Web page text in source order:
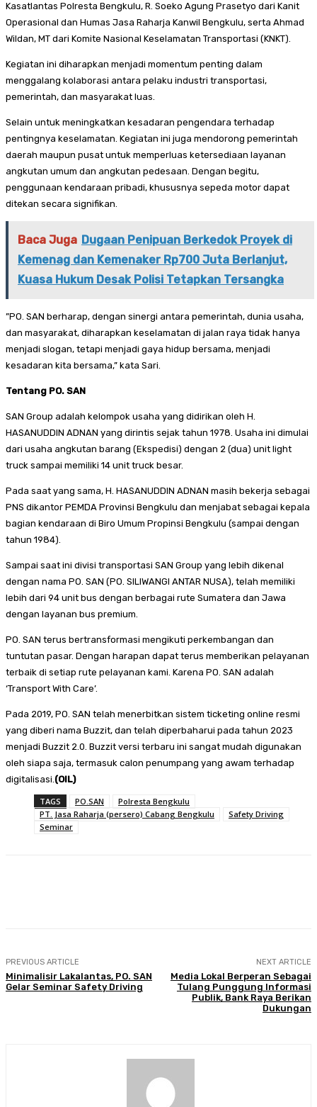
Kasatlantas Polresta Bengkulu, R. Soeko Agung Prasetyo dari Kanit
Operasional dan Humas Jasa Raharja Kanwil Bengkulu, serta Ahmad
Wildan, MT dari Komite Nasional Keselamatan Transportasi (KNKT).
Kegiatan ini diharapkan menjadi momentum penting dalam
menggalang kolaborasi antara pelaku industri transportasi,
pemerintah, dan masyarakat luas.
Selain untuk meningkatkan kesadaran pengendara terhadap
pentingnya keselamatan. Kegiatan ini juga mendorong pemerintah
daerah maupun pusat untuk memperluas ketersediaan layanan
angkutan umum dan angkutan pedesaan. Dengan begitu,
penggunaan kendaraan pribadi, khususnya sepeda motor dapat
ditekan secara signifikan.
Baca Juga Dugaan Penipuan Berkedok Proyek di
Kemenag dan Kemenaker Rp700 Juta Berlanjut,
Kuasa Hukum Desak Polisi Tetapkan Tersangka
”PO. SAN berharap, dengan sinergi antara pemerintah, dunia usaha,
dan masyarakat, diharapkan keselamatan di jalan raya tidak hanya
menjadi slogan, tetapi menjadi gaya hidup bersama, menjadi
kesadaran kita bersama,” kata Sari.
Tentang PO. SAN
SAN Group adalah kelompok usaha yang didirikan oleh H.
HASANUDDIN ADNAN yang dirintis sejak tahun 1978. Usaha ini dimulai
dari usaha angkutan barang (Ekspedisi) dengan 2 (dua) unit light
truck sampai memiliki 14 unit truck besar.
Pada saat yang sama, H. HASANUDDIN ADNAN masih bekerja sebagai
PNS dikantor PEMDA Provinsi Bengkulu dan menjabat sebagai kepala
bagian kendaraan di Biro Umum Propinsi Bengkulu (sampai dengan
tahun 1984).
Sampai saat ini divisi transportasi SAN Group yang lebih dikenal
dengan nama PO. SAN (PO. SILIWANGI ANTAR NUSA), telah memiliki
lebih dari 94 unit bus dengan berbagai rute Sumatera dan Jawa
dengan layanan bus premium.
PO. SAN terus bertransformasi mengikuti perkembangan dan
tuntutan pasar. Dengan harapan dapat terus memberikan pelayanan
terbaik di setiap rute pelayanan kami. Karena PO. SAN adalah
‘Transport With Care’.
Pada 2019, PO. SAN telah menerbitkan sistem ticketing online resmi
yang diberi nama Buzzit, dan telah diperbaharui pada tahun 2023
menjadi Buzzit 2.0. Buzzit versi terbaru ini sangat mudah digunakan
oleh siapa saja, termasuk calon penumpang yang awam terhadap
digitalisasi.(OIL)
TAGS PO.SAN
Polresta Bengkulu
PT. Jasa Raharja (persero) Cabang Bengkulu
Safety Driving
Seminar
PREVIOUS ARTICLE
Minimalisir Lakalantas, PO. SAN
Gelar Seminar Safety Driving
NEXT ARTICLE
Media Lokal Berperan Sebagai
Tulang Punggung Informasi
Publik, Bank Raya Berikan
Dukungan